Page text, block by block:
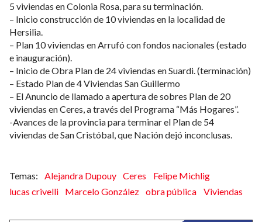
5 viviendas en Colonia Rosa, para su terminación.
– Inicio construcción de 10 viviendas en la localidad de
Hersilia.
– Plan 10 viviendas en Arrufó con fondos nacionales (estado
e inauguración).
– Inicio de Obra Plan de 24 viviendas en Suardi. (terminación)
– Estado Plan de 4 Viviendas San Guillermo
– El Anuncio de llamado a apertura de sobres Plan de 20
viviendas en Ceres, a través del Programa “Más Hogares”.
-Avances de la provincia para terminar el Plan de 54
viviendas de San Cristóbal, que Nación dejó inconclusas.
Alejandra Dupouy Ceres
Felipe Michlig
lucas crivelli
Marcelo González obra pública Viviendas